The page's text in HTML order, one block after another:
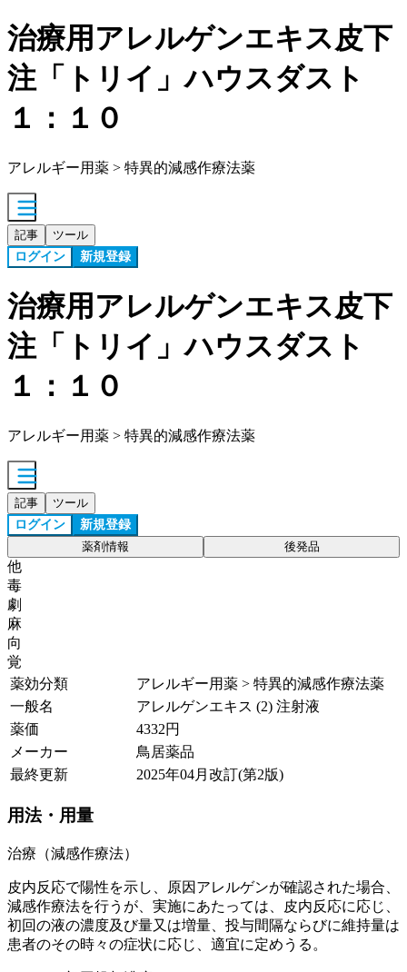
治療用アレルゲンエキス皮下
注「トリイ」ハウスダスト
１：１０
アレルギー用薬 > 特異的減感作療法薬
記事 ツール
ログイン 新規登録
治療用アレルゲンエキス皮下
注「トリイ」ハウスダスト
１：１０
アレルギー用薬 > 特異的減感作療法薬
記事 ツール
ログイン 新規登録
薬剤情報 後発品
他
毒
劇
麻
向
覚
薬効分類
アレルギー用薬 > 特異的減感作療法薬
一般名
アレルゲンエキス (2) 注射液
薬価
4332円
メーカー
鳥居薬品
最終更新
2025年04月改訂(第2版)
用法・用量
治療（減感作療法）
皮内反応で陽性を示し、原因アレルゲンが確認された場合、
減感作療法を行うが、実施にあたっては、皮内反応に応じ、
初回の液の濃度及び量又は増量、投与間隔ならびに維持量は
患者のその時々の症状に応じ、適宜に定めうる。